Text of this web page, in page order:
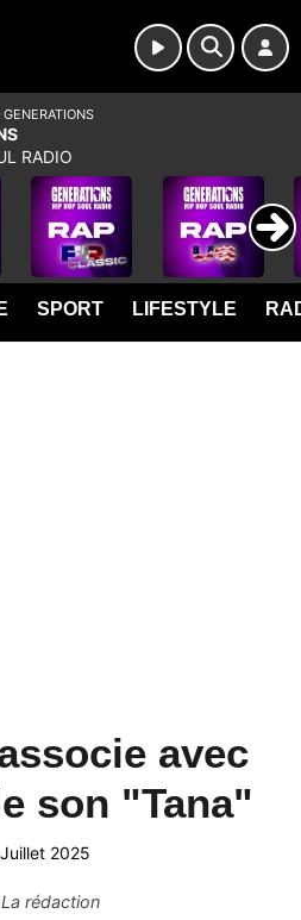
SPORT LIFESTYLE
avec
son "Tana"
2025
La rédaction
RADIO